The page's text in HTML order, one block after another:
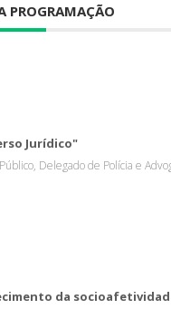
PROGRAMAÇÃO
Jurídico"
Delegado de Polícia e
da